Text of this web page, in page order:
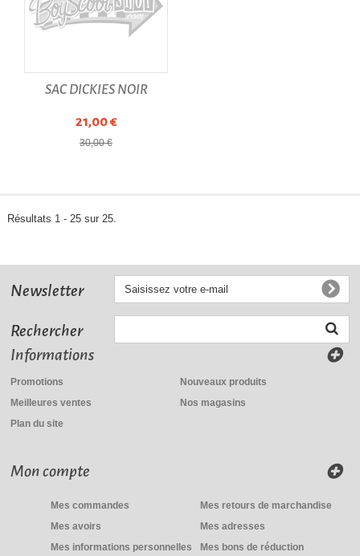
SAC DICKIES NOIR
21,00 €
30,00 €
Résultats 1 - 25 sur 25.
Newsletter
Rechercher
Informations
Promotions
Nouveaux produits
Meilleures ventes
Nos magasins
Plan du site
Mon compte
Mes commandes
Mes retours de marchandise
Mes avoirs
Mes adresses
Mes informations personnelles
Mes bons de réduction